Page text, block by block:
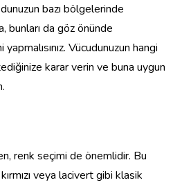
bazı bölgelerinde
bunları da göz önünde
Vücudunuzun hangi
karar verin ve buna uygun
renk seçimi de önemlidir. Bu
veya lacivert gibi klasik